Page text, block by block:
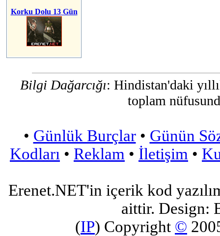
Korku Dolu 13 Gün
Bilgi Dağarcığı: Hindistan'daki
toplam
• Günlük Burçlar• Günün
Kodları • Reklam • İletişim •
Erenet.NET'in içerik kod
aittir. Design:
(IP) Copyright ©